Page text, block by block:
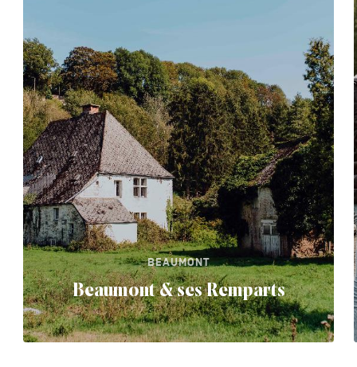
BEAUMONT
Beaumont & ses Remparts